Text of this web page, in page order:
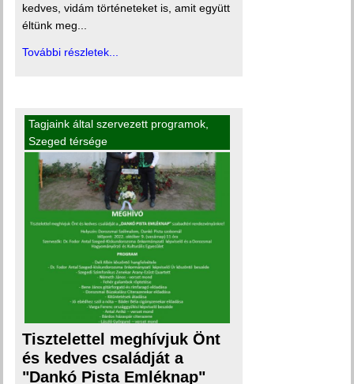
kedves, vidám történeteket is, amit együtt
éltünk meg...
További részletek...
Tagjaink által szervezett programok
Szeged térsége
Tisztelettel meghívjuk Önt
és kedves családját a
"Dankó Pista Emléknap"